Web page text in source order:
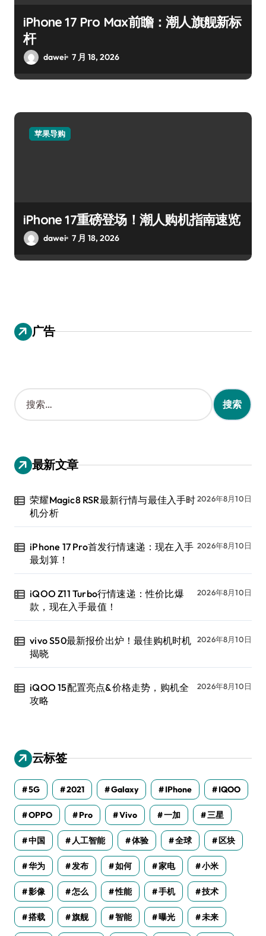
iPhone 17 Pro Max前瞻：潮人旗舰新标
杆
dawei 7 月 18, 2026
苹果导购
iPhone 17重磅登场！潮人购机指南速览
dawei 7 月 18, 2026
广告
搜
索
：
最新文章
荣耀Magic8 RSR最新行情与最佳入手时
机分析
2026年8月10日
iPhone 17 Pro首发行情速递：现在入手
最划算！
2026年8月10日
iQOO Z11 Turbo行情速递：性价比爆
款，现在入手最值！
2026年8月10日
vivo S50最新报价出炉！最佳购机时机
揭晓
2026年8月10日
iQOO 15配置亮点&价格走势，购机全
攻略
2026年8月10日
云标签
5G 2021 Galaxy IPhone IQOO
OPPO Pro Vivo 一加 三星
中国 人工智能 体验 全球 区块
华为 发布 如何 家电 小米
影像 怎么 性能 手机 技术
搭载 旗舰 智能 曝光 未来